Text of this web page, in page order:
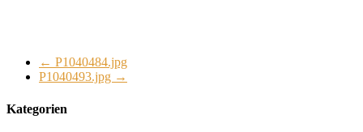
← P1040484.jpg
P1040493.jpg →
Kategorien